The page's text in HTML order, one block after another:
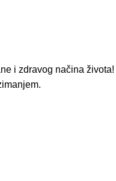
i zdravog načina života!